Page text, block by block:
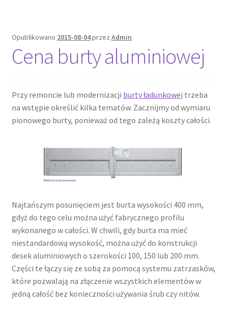
Opublikowano 2015-08-04przez Admin
Cena burty aluminiowej
Przy remoncie lub modernizacji burty ładunkowej trzeba
na wstępie określić kilka tematów. Zacznijmy od wymiaru
pionowego burty, ponieważ od tego zależą koszty całości.
Najtańszym posunięciem jest burta wysokości 400 mm,
gdyż do tego celu można użyć fabrycznego profilu
wykonanego w całości. W chwili, gdy burta ma mieć
niestandardową wysokość, można użyć do konstrukcji
desek aluminiowych o szerokości 100, 150 lub 200 mm.
Części te łączy się ze sobą za pomocą systemu zatrzasków,
które pozwalają na złączenie wszystkich elementów w
jedną całość bez konieczności używania śrub czy nitów.